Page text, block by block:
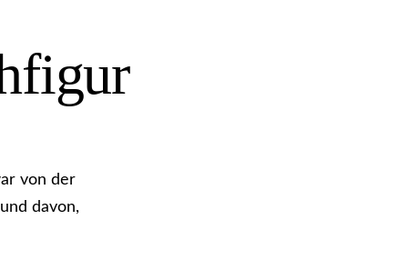
von der
davon,